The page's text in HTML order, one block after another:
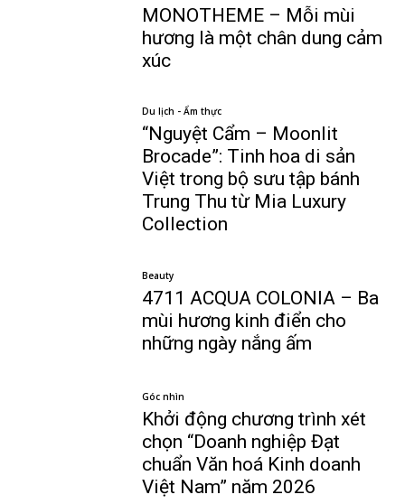
MONOTHEME – Mỗi mùi
hương là một chân dung cảm
xúc
Du lịch - Ẩm thực
“Nguyệt Cẩm – Moonlit
Brocade”: Tinh hoa di sản
Việt trong bộ sưu tập bánh
Trung Thu từ Mia Luxury
Collection
Beauty
4711 ACQUA COLONIA – Ba
mùi hương kinh điển cho
những ngày nắng ấm
Góc nhìn
Khởi động chương trình xét
chọn “Doanh nghiệp Đạt
chuẩn Văn hoá Kinh doanh
Việt Nam” năm 2026